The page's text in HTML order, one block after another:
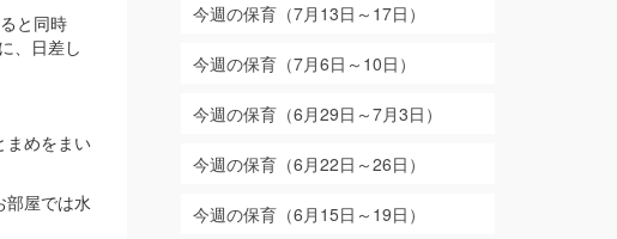
と同時
、日差し
まめをまい
部屋では水
今週の保育（7月13日～17日）
今週の保育（7月6日～10日）
今週の保育（6月29日～7月3日）
今週の保育（6月22日～26日）
今週の保育（6月15日～19日）